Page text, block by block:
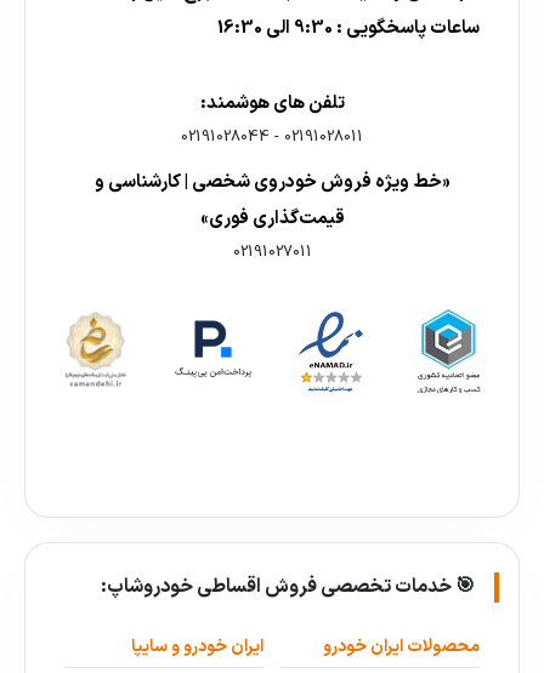
ساعات پاسخگویی : 9:30 الی 16:30
تلفن های هوشمند:
02191028011
-
02191028044
«خط ویژه فروش خودروی شخصی | کارشناسی و
قیمت‌گذاری فوری»
02191027011
🎯 خدمات تخصصی فروش اقساطی خودروشاپ:
محصولات ایران خودرو ایران خودرو و سایپا